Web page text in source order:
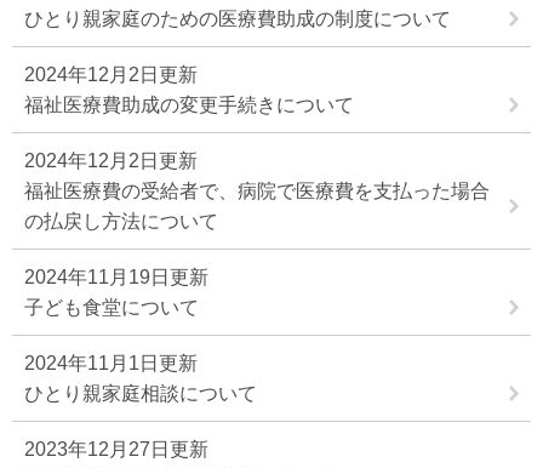
ひとり親家庭のための医療費助成の制度について
2024年12月2日更新
福祉医療費助成の変更手続きについて
2024年12月2日更新
福祉医療費の受給者で、病院で医療費を支払った場合
の払戻し方法について
2024年11月19日更新
子ども食堂について
2024年11月1日更新
ひとり親家庭相談について
2023年12月27日更新